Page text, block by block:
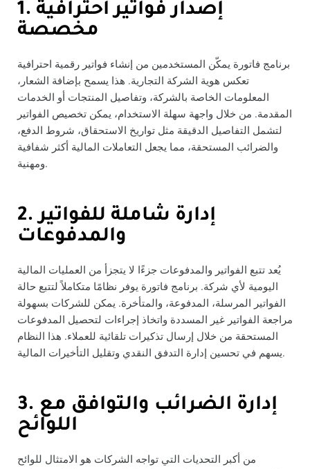
1. إصدار فواتير احترافية
مخصصة
برنامج فاتورة يمكّن المستخدمين من إنشاء فواتير رقمية احترافية
تعكس هوية الشركة التجارية. هذا يسمح بإضافة الشعار،
المعلومات الخاصة بالشركة، وتفاصيل المنتجات أو الخدمات
المقدمة. من خلال واجهة سهلة الاستخدام، يمكن تخصيص الفواتير
لتشمل التفاصيل الدقيقة مثل تواريخ الاستحقاق، شروط الدفع،
والضرائب المستحقة، مما يجعل التعاملات المالية أكثر شفافية
ومهنية.
2. إدارة شاملة للفواتير
والمدفوعات
يُعد تتبع الفواتير والمدفوعات جزءًا لا يتجزأ من العمليات المالية
اليومية لأي شركة. برنامج فاتورة يوفر نظامًا متكاملاً لتتبع حالة
الفواتير المرسلة، المدفوعة، والمتأخرة. يمكن للشركات بسهولة
مراجعة الفواتير غير المسددة واتخاذ إجراءات لتحصيل المدفوعات
المستحقة من خلال إرسال تذكيرات تلقائية للعملاء. هذا النظام
يسهم في تحسين إدارة التدفق النقدي وتقليل التأخيرات المالية.
3. إدارة الضرائب والتوافق مع
اللوائح
من أكبر التحديات التي تواجه الشركات هو الامتثال للوائح